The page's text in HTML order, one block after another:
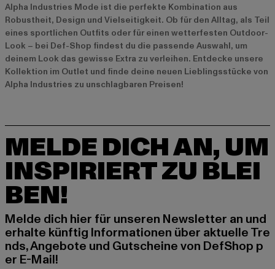
Alpha Industries Mode ist die perfekte Kombination aus
Robustheit, Design und Vielseitigkeit. Ob für den Alltag, als Teil
eines sportlichen Outfits oder für einen wetterfesten Outdoor-
Look – bei Def-Shop findest du die passende Auswahl, um
deinem Look das gewisse Extra zu verleihen. Entdecke unsere
Kollektion im Outlet und finde deine neuen Lieblingsstücke von
Alpha Industries zu unschlagbaren Preisen!
MELDE DICH AN, UM
INSPIRIERT ZU BLEI
BEN!
Melde dich hier für unseren Newsletter an und
erhalte künftig Informationen über aktuelle Tre
nds, Angebote und Gutscheine von DefShop p
er E-Mail!